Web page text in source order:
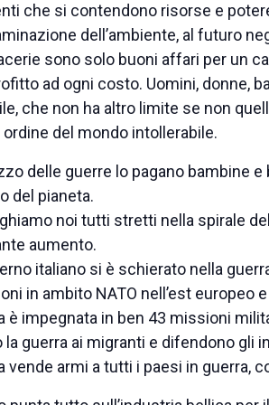
che si contendono risorse e
dell’ambiente, al futuro
sono solo buoni affari per un
ad ogni costo. Uomini, donne,
che non ha altro limite se non
ordine del mondo intollerabile.
delle guerre lo pagano bambine
del pianeta.
noi tutti stretti nella spirale
aumento.
italiano si è schierato nella
in ambito NATO nell’est europeo
è impegnata in ben 43 missioni
la guerra ai migranti e difendono gli
vende armi a tutti i paesi in